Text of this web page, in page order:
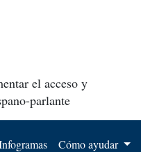
el acceso y
parlante
Cómo ayudar